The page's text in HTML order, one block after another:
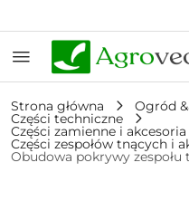
Strona główna Ogród
Części techniczne
Części zamienne i
Części zespołów tnących i
Obudowa pokrywy zespołu